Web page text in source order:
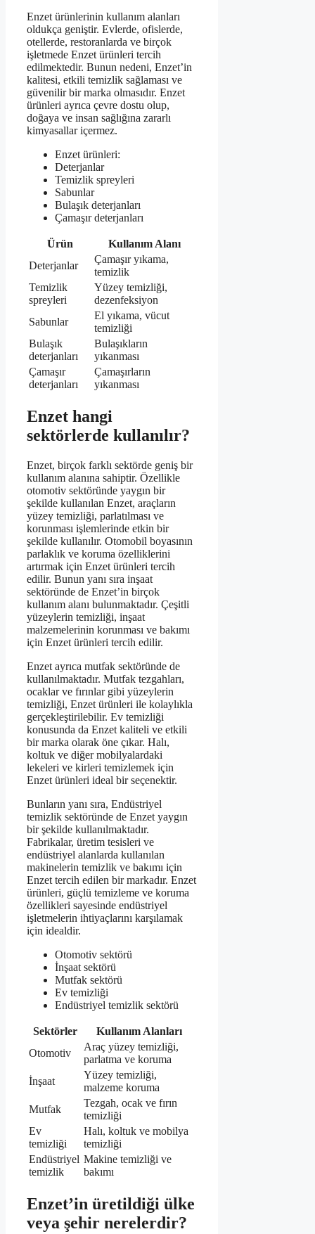
Enzet ürünlerinin kullanım alanları
oldukça geniştir. Evlerde, ofislerde,
otellerde, restoranlarda ve birçok
işletmede Enzet ürünleri tercih
edilmektedir. Bunun nedeni, Enzet’in
kalitesi, etkili temizlik sağlaması ve
güvenilir bir marka olmasıdır. Enzet
ürünleri ayrıca çevre dostu olup,
doğaya ve insan sağlığına zararlı
kimyasallar içermez.
Enzet ürünleri:
Deterjanlar
Temizlik spreyleri
Sabunlar
Bulaşık deterjanları
Çamaşır deterjanları
Ürün
Kullanım Alanı
Deterjanlar
Çamaşır yıkama,
temizlik
Temizlik
spreyleri
Yüzey temizliği,
dezenfeksiyon
Sabunlar
El yıkama, vücut
temizliği
Bulaşık
deterjanları
Bulaşıkların
yıkanması
Çamaşır
deterjanları
Çamaşırların
yıkanması
Enzet hangi
sektörlerde kullanılır?
Enzet, birçok farklı sektörde geniş bir
kullanım alanına sahiptir. Özellikle
otomotiv sektöründe yaygın bir
şekilde kullanılan Enzet, araçların
yüzey temizliği, parlatılması ve
korunması işlemlerinde etkin bir
şekilde kullanılır. Otomobil boyasının
parlaklık ve koruma özelliklerini
artırmak için Enzet ürünleri tercih
edilir. Bunun yanı sıra inşaat
sektöründe de Enzet’in birçok
kullanım alanı bulunmaktadır. Çeşitli
yüzeylerin temizliği, inşaat
malzemelerinin korunması ve bakımı
için Enzet ürünleri tercih edilir.
Enzet ayrıca mutfak sektöründe de
kullanılmaktadır. Mutfak tezgahları,
ocaklar ve fırınlar gibi yüzeylerin
temizliği, Enzet ürünleri ile kolaylıkla
gerçekleştirilebilir. Ev temizliği
konusunda da Enzet kaliteli ve etkili
bir marka olarak öne çıkar. Halı,
koltuk ve diğer mobilyalardaki
lekeleri ve kirleri temizlemek için
Enzet ürünleri ideal bir seçenektir.
Bunların yanı sıra, Endüstriyel
temizlik sektöründe de Enzet yaygın
bir şekilde kullanılmaktadır.
Fabrikalar, üretim tesisleri ve
endüstriyel alanlarda kullanılan
makinelerin temizlik ve bakımı için
Enzet tercih edilen bir markadır. Enzet
ürünleri, güçlü temizleme ve koruma
özellikleri sayesinde endüstriyel
işletmelerin ihtiyaçlarını karşılamak
için idealdir.
Otomotiv sektörü
İnşaat sektörü
Mutfak sektörü
Ev temizliği
Endüstriyel temizlik sektörü
Sektörler
Kullanım Alanları
Otomotiv
Araç yüzey temizliği,
parlatma ve koruma
İnşaat
Yüzey temizliği,
malzeme koruma
Mutfak
Tezgah, ocak ve fırın
temizliği
Ev
temizliği
Halı, koltuk ve mobilya
temizliği
Endüstriyel
temizlik
Makine temizliği ve
bakımı
Enzet’in üretildiği ülke
veya şehir nerelerdir?